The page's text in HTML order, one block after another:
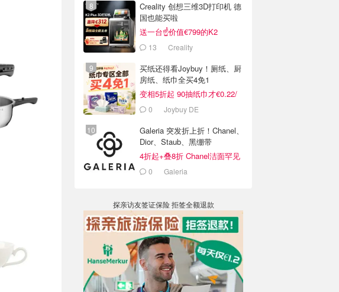
Creality 创想三维3D打印机 德
国也能买啦
送一台☝️价值€799的K2
Combo！
13 Creality
买纸还得看Joybuy！厕纸、厨
房纸、纸巾全买4免1
变相5折起 90抽纸巾才€0.22/
包 0 Joybuy DE
Galeria 突发折上折！Chanel、
Dior、Staub、黑绷带
4折起+叠8折 Chanel洁面罕见
€430 Galeria
探亲访友签证保险 拒签全额退款